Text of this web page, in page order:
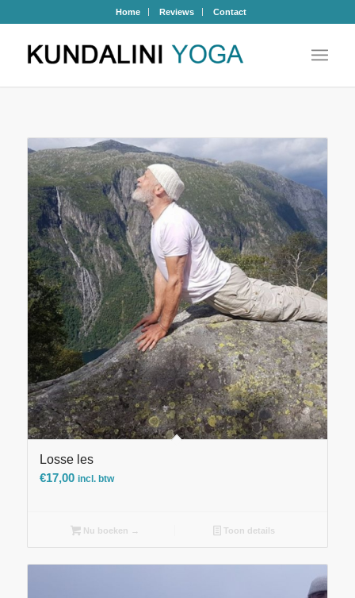
Home Reviews Contact
Losse les
€17,00 incl. btw
Nu boeken → Toon details